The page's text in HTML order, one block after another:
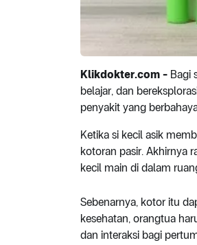
Klikdokter.com - Bagi
belajar, dan
penyakit yang
Ketika si kecil asik
kotoran pasir. Akhirnya
kecil main di dalam
Sebenarnya, kotor itu
kesehatan, orangtua
dan interaksi bagi